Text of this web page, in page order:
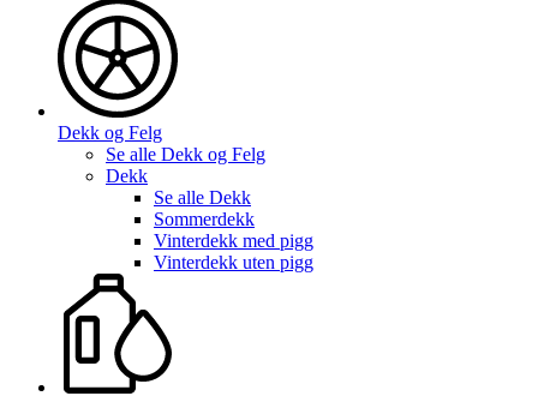
Dekk og Felg
Se alle Dekk og Felg
Dekk
Se alle Dekk
Sommerdekk
Vinterdekk med pigg
Vinterdekk uten pigg